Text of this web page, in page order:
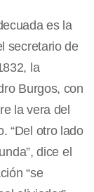
es la
secretario de
la
Burgos, con
la vera del
“Del otro lado
dice el
“se